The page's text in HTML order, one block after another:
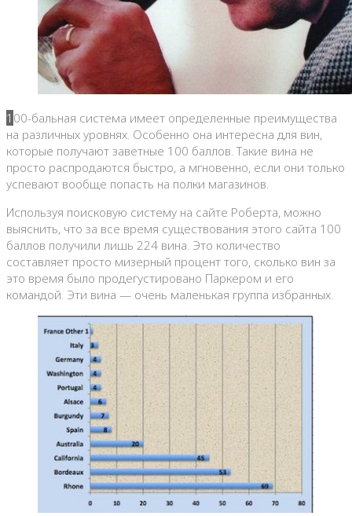
100-бальная система имеет определенные преимущества
на различных уровнях. Особенно она интересна для вин,
которые получают заветные 100 баллов. Такие вина не
просто распродаются быстро, а мгновенно, если они только
успевают вообще попасть на полки магазинов.
Используя поисковую систему на сайте Роберта, можно
выяснить, что за все время существования этого сайта 100
баллов получили лишь 224 вина. Это количество
составляет просто мизерный процент того, сколько вин за
это время было продегустировано Паркером и его
командой. Эти вина — очень маленькая группа избранных.